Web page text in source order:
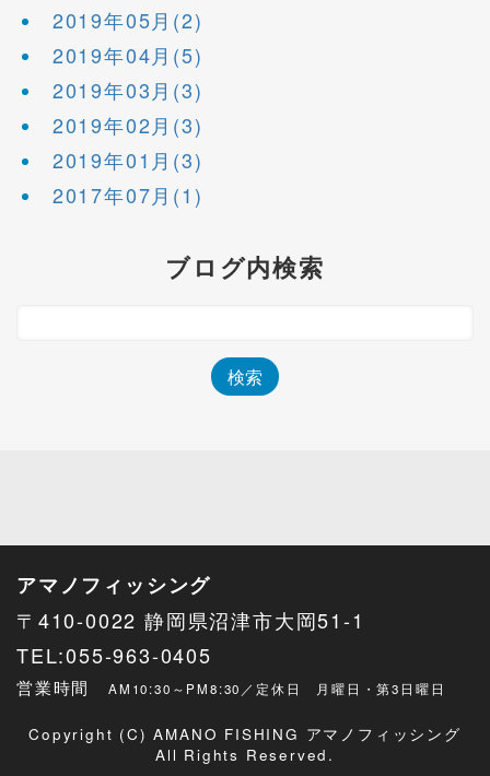
2019年05月(2)
2019年04月(5)
2019年03月(3)
2019年02月(3)
2019年01月(3)
2017年07月(1)
ブログ内検索
アマノフィッシング
〒410-0022 静岡県沼津市大岡51-1
TEL:055-963-0405
営業時間 AM10:30～PM8:30／定休日 月曜日・第3日曜日
Copyright (C) AMANO FISHING アマノフィッシング
All Rights Reserved.